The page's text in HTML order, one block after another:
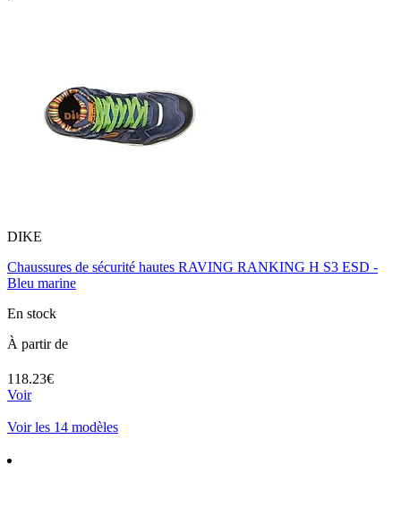
DIKE
Chaussures de sécurité hautes RAVING RANKING H S3 ESD -
Bleu marine
En stock
À partir de
118.23€
Voir
Voir les 14 modèles